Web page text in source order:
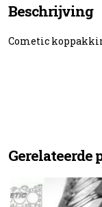
Beschrijving
Cometic
Gerelateerde